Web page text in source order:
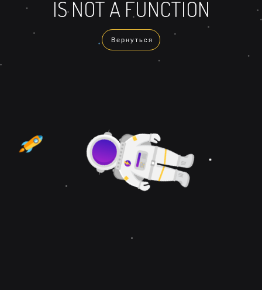
IS NOT A FUNCTION
Вернуться